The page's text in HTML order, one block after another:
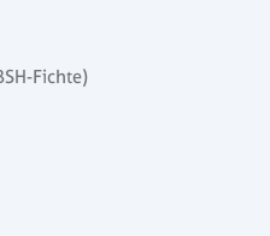
Fichte)